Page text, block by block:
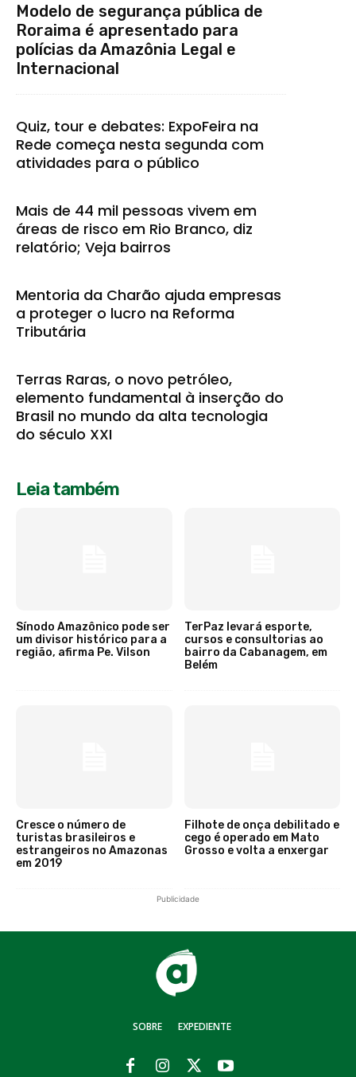
Modelo de segurança pública de
Roraima é apresentado para
polícias da Amazônia Legal e
Internacional
Quiz, tour e debates: ExpoFeira na
Rede começa nesta segunda com
atividades para o público
Mais de 44 mil pessoas vivem em
áreas de risco em Rio Branco, diz
relatório; Veja bairros
Mentoria da Charão ajuda empresas
a proteger o lucro na Reforma
Tributária
Terras Raras, o novo petróleo,
elemento fundamental à inserção do
Brasil no mundo da alta tecnologia
do século XXI
Leia também
Sínodo Amazônico pode ser
um divisor histórico para a
região, afirma Pe. Vilson
TerPaz levará esporte,
cursos e consultorias ao
bairro da Cabanagem, em
Belém
Cresce o número de
turistas brasileiros e
estrangeiros no Amazonas
em 2019
Filhote de onça debilitado e
cego é operado em Mato
Grosso e volta a enxergar
Publicidade
SOBRE EXPEDIENTE